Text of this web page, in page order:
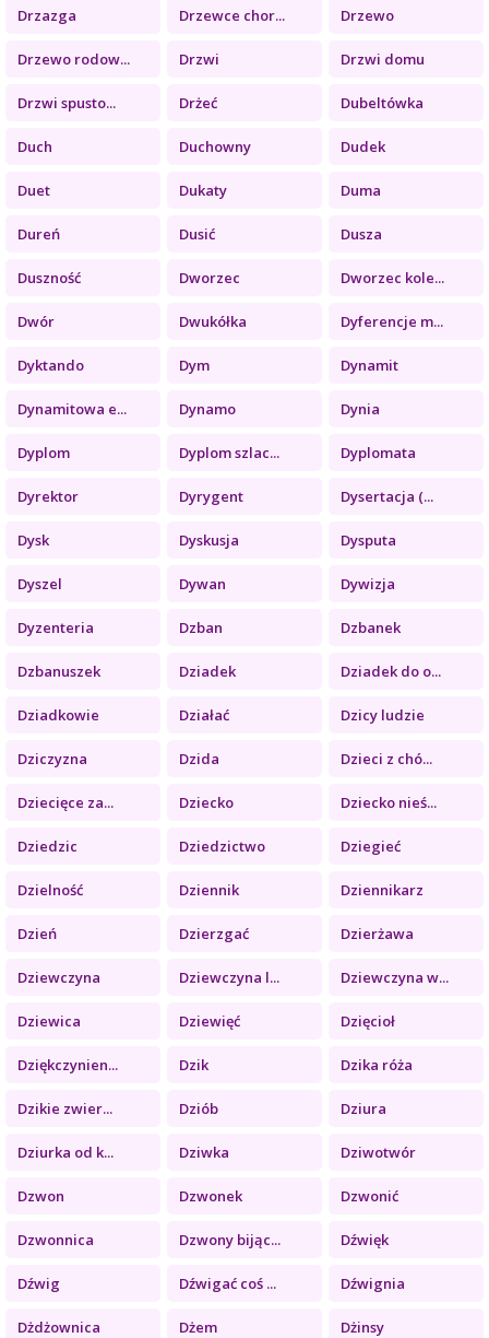
Drzazga Drzewce chor... Drzewo
Drzewo rodow... Drzwi Drzwi domu
Drzwi spusto... Drżeć Dubeltówka
Duch Duchowny Dudek
Duet Dukaty Duma
Dureń Dusić Dusza
Duszność Dworzec Dworzec kole...
Dwór Dwukółka Dyferencje m...
Dyktando Dym Dynamit
Dynamitowa e... Dynamo Dynia
Dyplom Dyplom szlac... Dyplomata
Dyrektor Dyrygent Dysertacja (...
Dysk Dyskusja Dysputa
Dyszel Dywan Dywizja
Dyzenteria Dzban Dzbanek
Dzbanuszek Dziadek Dziadek do o...
Dziadkowie Działać Dzicy ludzie
Dziczyzna Dzida Dzieci z chó...
Dziecięce za... Dziecko Dziecko nieś...
Dziedzic Dziedzictwo Dziegieć
Dzielność Dziennik Dziennikarz
Dzień Dzierzgać Dzierżawa
Dziewczyna Dziewczyna l... Dziewczyna w...
Dziewica Dziewięć Dzięcioł
Dziękczynien... Dzik Dzika róża
Dzikie zwier... Dziób Dziura
Dziurka od k... Dziwka Dziwotwór
Dzwon Dzwonek Dzwonić
Dzwonnica Dzwony bijąc... Dźwięk
Dźwig Dźwigać coś ... Dźwignia
Dżdżownica Dżem Dżinsy